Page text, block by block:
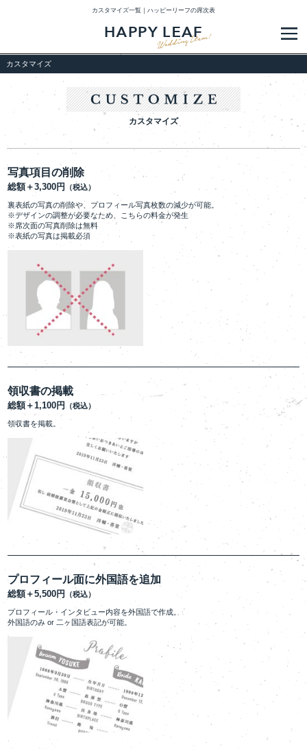
カスタマイズ一覧｜ハッピーリーフの席次表
メ
カスタマイズ
カスタマイズ
写真項目の削除
総額＋3,300円 （税込）
裏表紙の写真の削除や、プロフィール写真枚数の減少が可能。
※デザインの調整が必要なため、こちらの料金が発生
※席次面の写真削除は無料
※表紙の写真は掲載必須
領収書の掲載
総額＋1,100円 （税込）
領収書を掲載。
プロフィール面に外国語を追加
総額＋5,500円 （税込）
プロフィール・インタビュー内容を外国語で作成。
外国語のみ or 二ヶ国語表記が可能。